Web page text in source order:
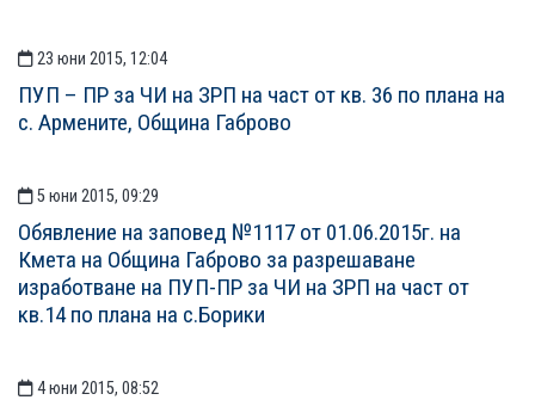
23 юни 2015, 12:04
ПУП – ПР за ЧИ на ЗРП на част от кв. 36 по плана на
с. Армените, Община Габрово
5 юни 2015, 09:29
Обявление на заповед №1117 от 01.06.2015г. на
Кмета на Община Габрово за разрешаване
изработване на ПУП-ПР за ЧИ на ЗРП на част от
кв.14 по плана на с.Борики
4 юни 2015, 08:52